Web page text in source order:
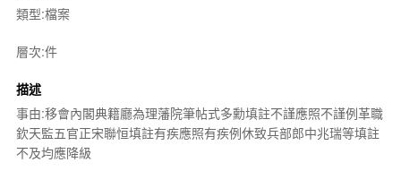
類型:檔案
層次:件
描述
事由:移會內閣典籍廳為理藩院筆帖式多勳填註不謹應照不謹例革職
欽天監五官正宋聯恒填註有疾應照有疾例休致兵部郎中兆瑞等填註
不及均應降級